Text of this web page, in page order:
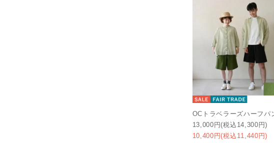
OCトラベラーズハーフパ
13,000円(税込14,300円)
10,400円(税込11,440円)